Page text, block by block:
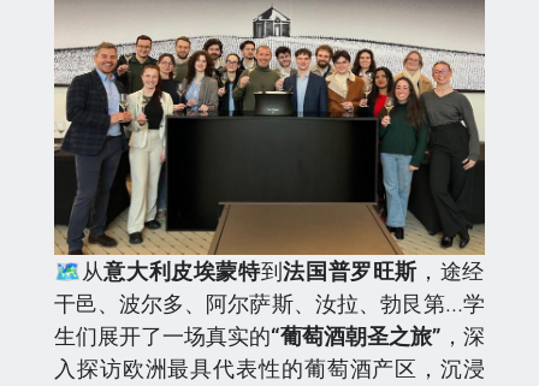
🗺️从意大利皮埃蒙特到法国普罗旺斯 ，途经
干邑、波尔多、阿尔萨斯、汝拉、勃艮第…学
生们展开了一场真实的“葡萄酒朝圣之旅” ，深
入探访欧洲最具代表性的葡萄酒产区，沉浸